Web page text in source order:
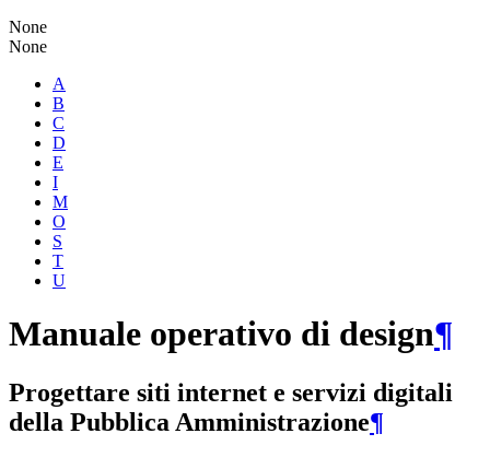
None
None
A
B
C
D
E
I
M
O
S
T
U
Manuale operativo di design¶
Progettare siti internet e servizi digitali
della Pubblica Amministrazione¶